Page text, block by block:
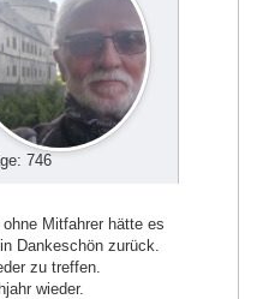
746
Mitfahrer hätte es
Dankeschön zurück.
zu treffen.
wieder.